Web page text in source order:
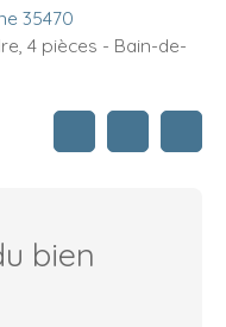
35470
4 pièces - Bain-de-
bien